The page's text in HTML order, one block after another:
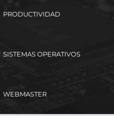
PRODUCTIVIDAD
SISTEMAS OPERATIVOS
WEBMASTER